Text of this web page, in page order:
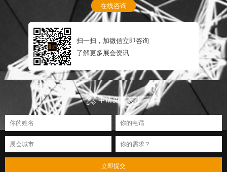
在线咨询
扫一扫，加微信立即咨询
了解更多展会资讯
申请免费设计
立即提交